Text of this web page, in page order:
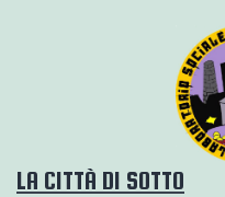
LA CITTÀ DI SOTTO